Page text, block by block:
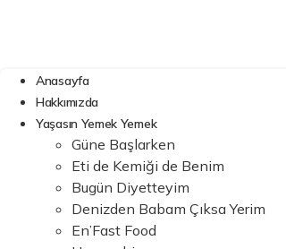
Anasayfa
Hakkımızda
Yaşasın Yemek Yemek
Güne Başlarken
Eti de Kemiği de Benim
Bugün Diyetteyim
Denizden Babam Çıksa Yerim
En’Fast Food